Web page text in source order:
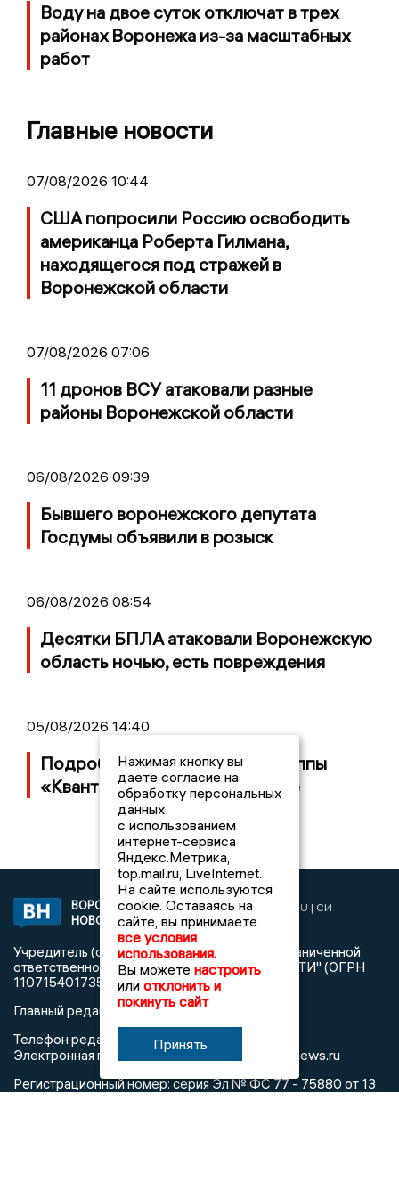
Воду на двое суток отключат в трех
районах Воронежа из-за масштабных
работ
Главные новости
07/08/2026 10:44
США попросили Россию освободить
американца Роберта Гилмана,
находящегося под стражей в
Воронежской области
07/08/2026 07:06
11 дронов ВСУ атаковали разные
районы Воронежской области
06/08/2026 09:39
Бывшего воронежского депутата
Госдумы объявили в розыск
06/08/2026 08:54
Десятки БПЛА атаковали Воронежскую
область ночью, есть повреждения
05/08/2026 14:40
Подробности банкротства группы
«Квант» с заводом в Воронеже
ВОРОНЕЖСКИЕ
НОВОСТИ
2019 © VORONEZHNEWS.RU | СИ
«Воронежские новости»
Учредитель (соучредители): Общество с ограниченной
ответственностью "РЕГИОНАЛЬНЫЕ НОВОСТИ" (ОГРН
1107154017354)
Главный редактор: Пирогов А.А.
Телефон редакции: +7 (473) 262 77 92
Электронная почта редакции:info@voronezhnews.ru
Регистрационный номер: серия Эл № ФС 77 - 75880 от 13
Нажимая кнопку вы
даете согласие на
обработку персональных
данных
с использованием
интернет-сервиса
Яндекс.Метрика,
top.mail.ru, LiveInternet.
На сайте используются
cookie. Оставаясь на
сайте, вы принимаете
все условия
использования.
Вы можете настроить
или отклонить и
покинуть сайт
Принять